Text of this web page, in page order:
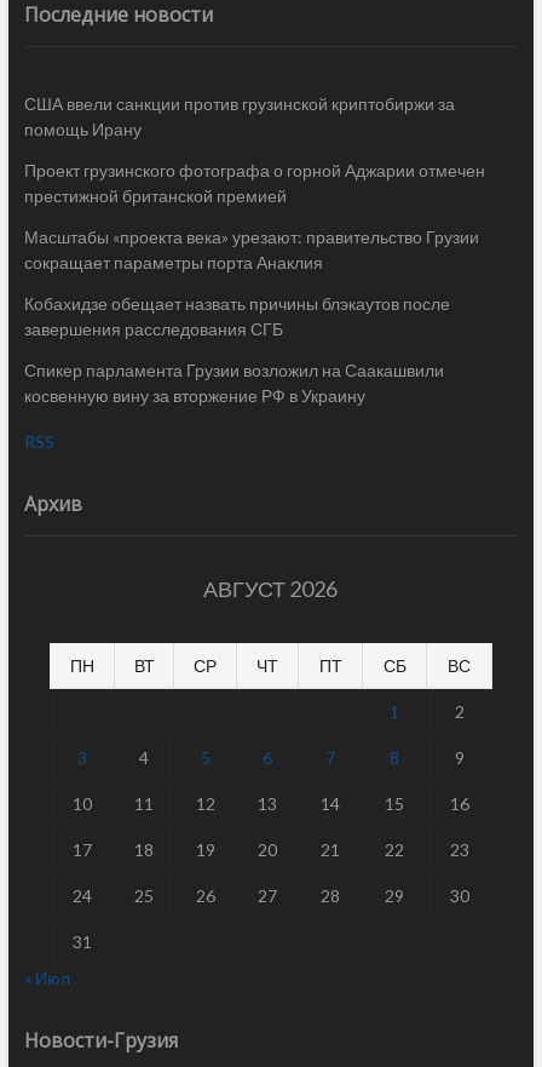
Последние новости
США ввели санкции против грузинской криптобиржи за
помощь Ирану
Проект грузинского фотографа о горной Аджарии отмечен
престижной британской премией
Масштабы «проекта века» урезают: правительство Грузии
сокращает параметры порта Анаклия
Кобахидзе обещает назвать причины блэкаутов после
завершения расследования СГБ
Спикер парламента Грузии возложил на Саакашвили
косвенную вину за вторжение РФ в Украину
RSS
Архив
АВГУСТ 2026
ПН ВТ СР ЧТ ПТ СБ ВС
1 2
3 4 5 6 7 8 9
10 11 12 13 14 15 16
17 18 19 20 21 22 23
24 25 26 27 28 29 30
31
« Июл
Новости-Грузия